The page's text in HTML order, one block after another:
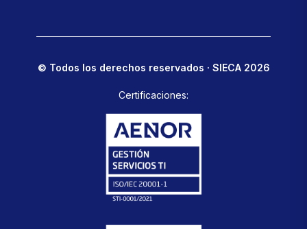
© Todos los derechos reservados · SIECA 2026
Certificaciones: